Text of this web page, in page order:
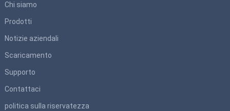
Chi siamo
Prodotti
Notizie aziendali
Scaricamento
Supporto
Contattaci
politica sulla riservatezza